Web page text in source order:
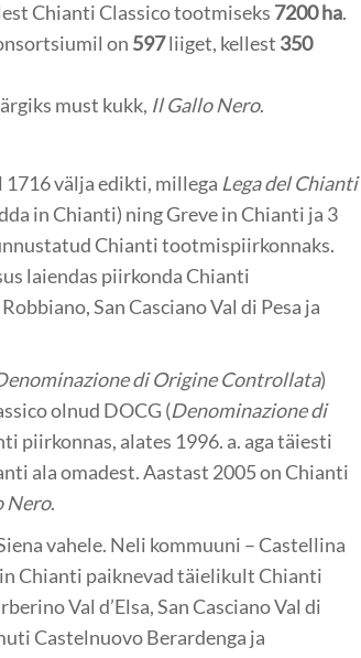
Chianti Classico tootmiseks 7200 ha.
on 597liiget, kellest 350
must kukk, Il Gallo Nero.
1716 välja edikti, millega Lega del Chianti
in Chianti) ning Greve in Chianti ja 3
Chianti tootmispiirkonnaks.
laiendas piirkonda Chianti
San Casciano Val di Pesa ja
di Origine Controllata)
olnud DOCG (Denominazione di
piirkonnas, alates 1996. a. aga täiesti
ala omadest. Aastast 2005 on Chianti
Nero.
vahele. Neli kommuuni – Castellina
Chianti paiknevad täielikult Chianti
Val d’Elsa, San Casciano Val di
Castelnuovo Berardenga ja